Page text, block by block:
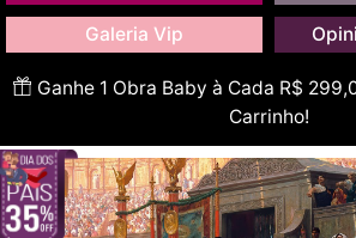
Galeria Vip
Ganhe 1 Obra Baby à Cada R$
Carrinho!